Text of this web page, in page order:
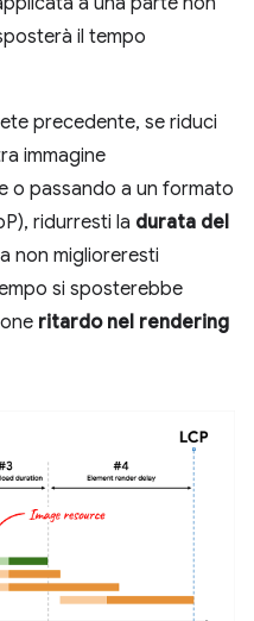
il tempo
precedente, se riduci
immagine
o passando a un formato
ridurresti la durata del
non miglioreresti
si sposterebbe
ritardo nel rendering